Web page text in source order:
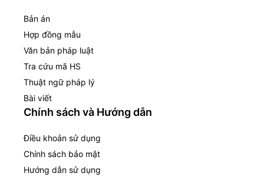
Bản án
Hợp đồng mẫu
Văn bản pháp luật
Tra cứu mã HS
Thuật ngữ pháp lý
Bài viết
Chính sách và Hướng dẫn
Điều khoản sử dụng
Chính sách bảo mật
Hướng dẫn sử dụng